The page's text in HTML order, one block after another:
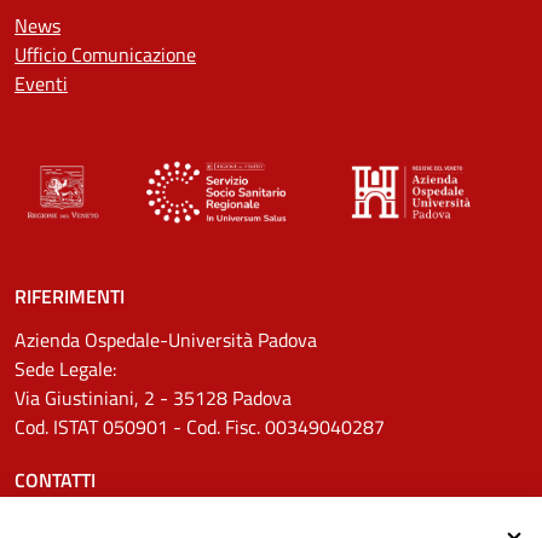
News
Ufficio Comunicazione
Eventi
RIFERIMENTI
Azienda Ospedale-Università Padova
Sede Legale:
Via Giustiniani, 2 - 35128 Padova
Cod. ISTAT 050901 - Cod. Fisc. 00349040287
CONTATTI